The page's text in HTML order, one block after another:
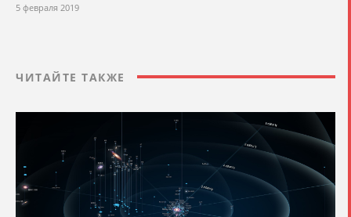
5 февраля 2019
ЧИТАЙТЕ ТАКЖЕ